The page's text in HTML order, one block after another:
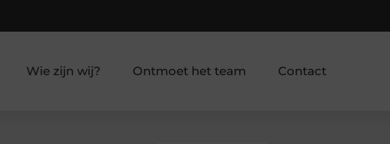
Wie zijn wij? Ontmoet het team Contact